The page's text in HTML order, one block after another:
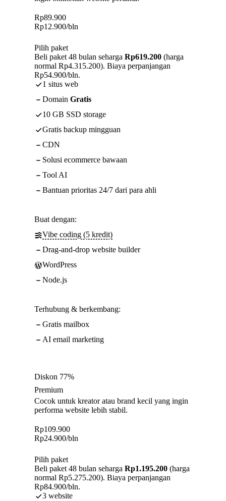
Rp89.900
Rp12.900/bln
Pilih paket
Beli paket 48 bulan seharga Rp619.200 (harga
normal Rp4.315.200). Biaya perpanjangan
Rp54.900/bln.
1 situs web
Domain Gratis
10 GB SSD storage
Gratis backup mingguan
CDN
Solusi ecommerce bawaan
Tool AI
Bantuan prioritas 24/7 dari para ahli
Buat dengan:
Vibe coding (5 kredit)
Drag-and-drop website builder
WordPress
Node.js
Terhubung & berkembang:
Gratis mailbox
AI email marketing
Diskon 77%
Premium
Cocok untuk kreator atau brand kecil yang ingin
performa website lebih stabil.
Rp109.900
Rp24.900/bln
Pilih paket
Beli paket 48 bulan seharga Rp1.195.200 (harga
normal Rp5.275.200). Biaya perpanjangan
Rp84.900/bln.
3 website